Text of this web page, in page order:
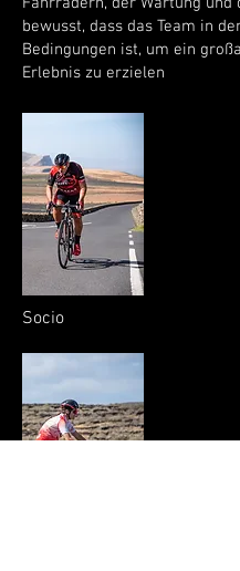
bewusst, dass das Team in
Bedingungen ist, um ein
Erlebnis zu erzielen
Socio